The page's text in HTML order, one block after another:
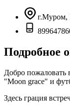
г.Муром,
Подробное
Добро пожаловать
"Moon grace" и
Здесь грация